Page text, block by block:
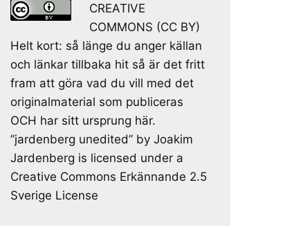
CREATIVE
COMMONS (CC BY)
Helt kort: så länge du anger källan
och länkar tillbaka hit så är det fritt
fram att göra vad du vill med det
originalmaterial som publiceras
OCH har sitt ursprung här.
”jardenberg unedited” by Joakim
Jardenberg is licensed under a
Creative Commons Erkännande 2.5
Sverige License